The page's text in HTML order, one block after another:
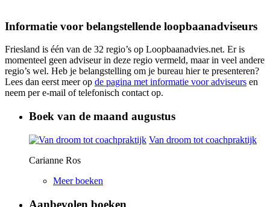
Informatie voor belangstellende loopbaanadviseurs
Friesland is één van de 32 regio’s op Loopbaanadvies.net. Er is
momenteel geen adviseur in deze regio vermeld, maar in veel andere
regio’s wel. Heb je belangstelling om je bureau hier te presenteren?
Lees dan eerst meer op de pagina met informatie voor adviseurs en
neem per e-mail of telefonisch contact op.
Boek van de maand augustus
Van droom tot coachpraktijk
Carianne Ros
Meer boeken
Aanbevolen boeken